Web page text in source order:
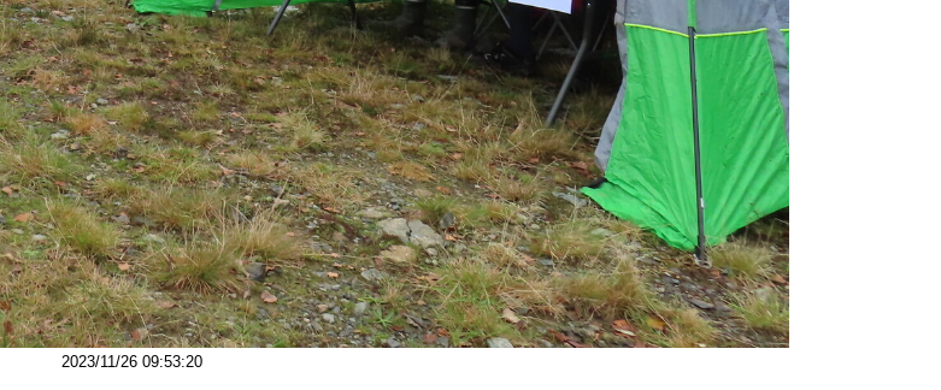
2023/11/26 09:53:20